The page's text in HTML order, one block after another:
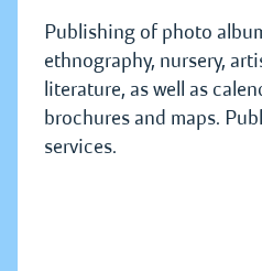
Publishing of photo
ethnography, nursery,
literature, as well as
brochures and maps.
services.